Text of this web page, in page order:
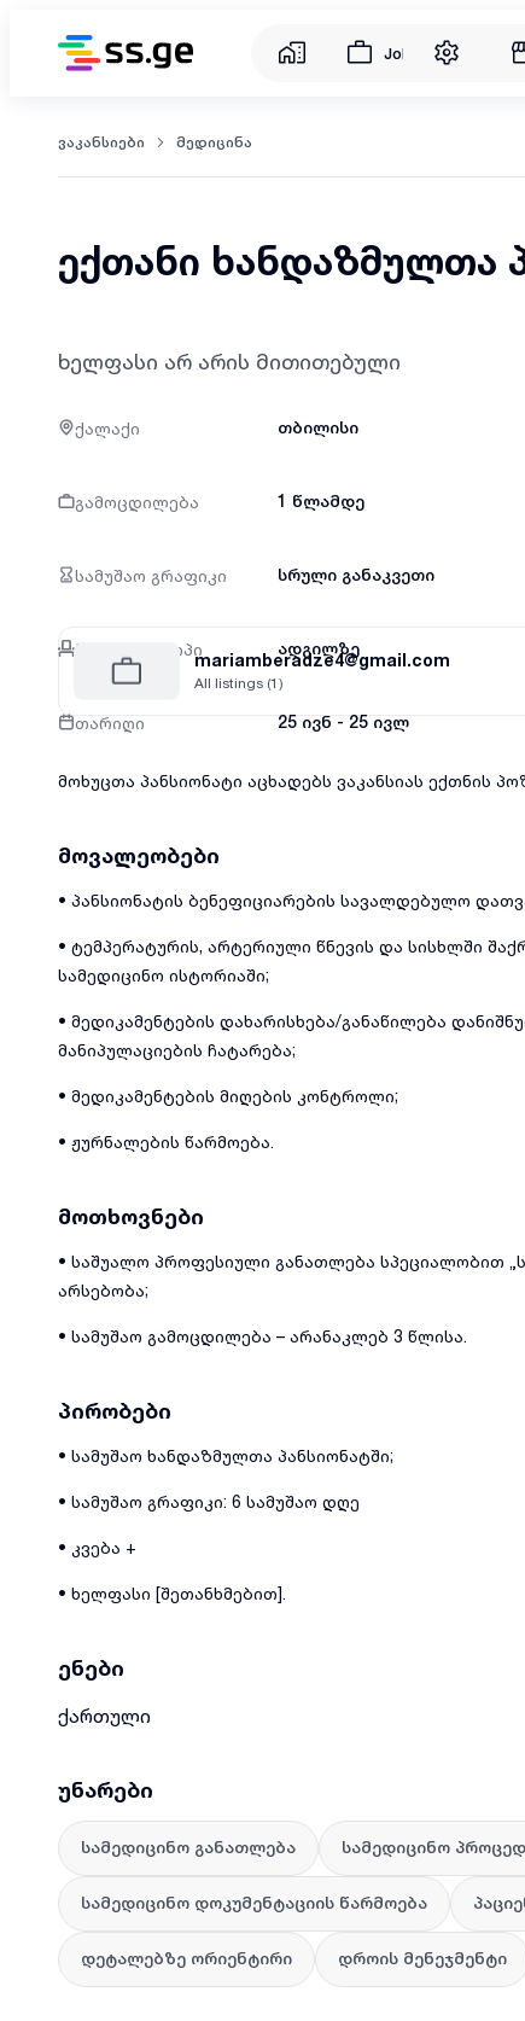
Jobs
ვაკანსიები მედიცინა
ექთანი ხანდაზმულთა
ხელფასი არ არის მითითებული
ქალაქი თბილისი
გამოცდილება 1 წლამდე
სამუშაო გრაფიკი სრული განაკვეთი
მუშაობის ტიპი ადგილზე
თარიღი 25 ივნ - 25 ივლ
mariamberadze4@gmail.com
All listings (1)
მოხუცთა პანსიონატი აცხადებს ვაკანსიას ექთნის
მოვალეობები
• პანსიონატის ბენეფიციარების სავალდებულო
• ტემპერატურის, არტერიული წნევის და სისხლში
სამედიცინო ისტორიაში;
• მედიკამენტების დახარისხება/განაწილება
მანიპულაციების ჩატარება;
• მედიკამენტების მიღების კონტროლი;
• ჟურნალების წარმოება.
მოთხოვნები
• საშუალო პროფესიული განათლება სპეციალობით
არსებობა;
• სამუშაო გამოცდილება – არანაკლებ 3 წლისა.
პირობები
• სამუშაო ხანდაზმულთა პანსიონატში;
• სამუშაო გრაფიკი: 6 სამუშაო დღე
• კვება +
• ხელფასი [შეთანხმებით].
ენები
ქართული
უნარები
სამედიცინო განათლება სამედიცინო
სამედიცინო დოკუმენტაციის წარმოება
დეტალებზე ორიენტირი დროის მენეჯმენტი